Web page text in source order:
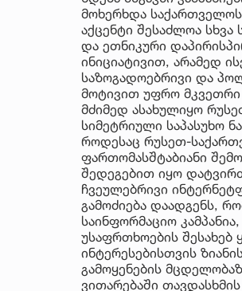
მოხერხდა საქართველოს
აქცენტი შესაძლოა სხვა
და ეთნიკური
ინიციატივით, არამედ
საზოგადოებრივი და
მოტივით უფრო მკვეთრი
მძიმედ ასახულიყო
სიმეტრიული საპასუხო
როდესაც რუსეთ-
ფართომასშტაბიანი
შედეგებით იყო
ჩვეულებრივი
გამოძიება დაადგენს,
საინფორმაციო
უსაფრთხოების შესახებ
ინტერესებისთვის
გამოყენების
ვითარებაში